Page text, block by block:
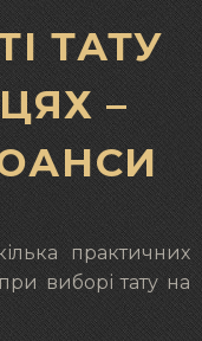
ТАТУ
–
практичних
виборі тату на